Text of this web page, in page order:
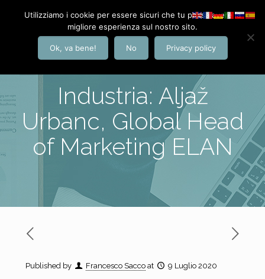
Industria: Aljaž
Urbanc, Global Head
of Marketing ELAN
Published by Francesco Sacco at 9 Luglio 2020
Utilizziamo i cookie per essere sicuri che tu possa avere la
migliore esperienza sul nostro sito.
Ok, va bene! No Privacy policy